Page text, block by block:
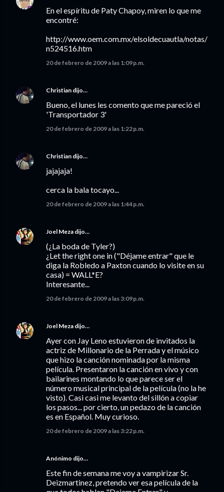
En el espíritu de Paty Chapoy, miren lo que me
encontré:
http://www.oem.com.mx/elsoldecuautla/notas/
n524516.htm
20 de febrero de 2009 a las 1:09 p.m.
Christian dijo…
Bueno, el lunes les comento que me pareció el
'Transportador 3'
20 de febrero de 2009 a las 1:22 p.m.
Christian dijo…
jajajaja!
cerca la bala tocayo...
20 de febrero de 2009 a las 1:44 p.m.
Joel Meza dijo…
(¿La boda de Tyler?)
¿Let the right one in ("Déjame entrar" que le
diga la Robledo a Paxton cuando lo visite en su
casa) = WALL*E?
Interesante...
20 de febrero de 2009 a las 3:09 p.m.
Joel Meza dijo…
Ayer con Jay Leno estuvieron de invitados la
actriz de Millonario de la Perrada y el músico
que hizo la canción nominada por la misma
película. Presentaron la canción en vivo y con
bailarines montando lo que parece ser el
número musical principal de la película (no la he
visto). Casi casi me levanto del sillón a copiar
los pasos... por cierto, un pedazo de la canción
es en Español. Muy curioso.
20 de febrero de 2009 a las 3:22 p.m.
Anónimo dijo…
Este fin de semana me voy a vampirizar Sr.
Deizmartinez, pretendo ver esa película de la